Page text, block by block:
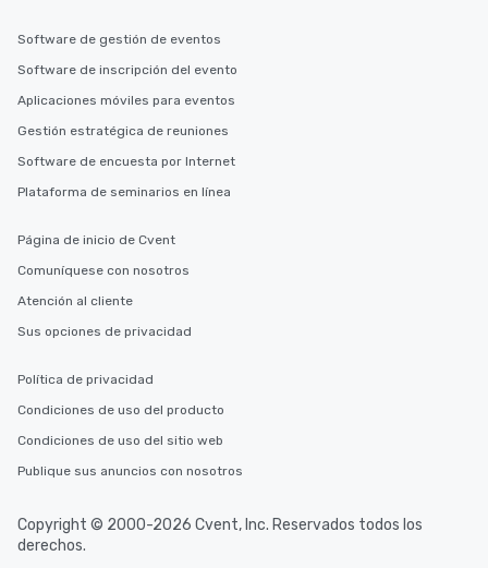
Software de gestión de eventos
Software de inscripción del evento
Aplicaciones móviles para eventos
Gestión estratégica de reuniones
Software de encuesta por Internet
Plataforma de seminarios en línea
Página de inicio de Cvent
Comuníquese con nosotros
Atención al cliente
Sus opciones de privacidad
Política de privacidad
Condiciones de uso del producto
Condiciones de uso del sitio web
Publique sus anuncios con nosotros
Copyright © 2000-2026 Cvent, Inc. Reservados todos los
derechos.